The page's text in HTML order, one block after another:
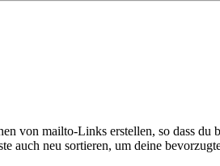
von mailto-Links erstellen, so dass
auch neu sortieren, um deine